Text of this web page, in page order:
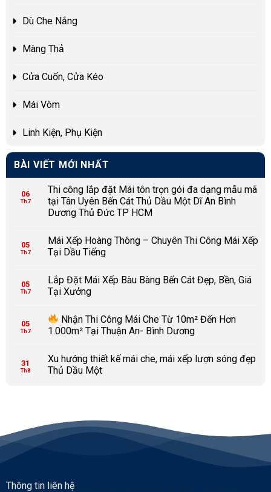
Dù Che Nắng
Màng Thả
Cửa Cuốn, Cửa Kéo
Mái Vòm
Linh Kiện, Phụ Kiện
BÀI VIẾT MỚI NHẤT
06
Th7
Thi công lắp đặt Mái tôn trọn gói đa dạng mẫu mã
tại Tân Uyên Bến Cát Thủ Dầu Một Dĩ An Bình
Dương Thủ Đức TP HCM
05
Th7
Mái Xếp Hoàng Thông – Chuyên Thi Công Mái Xếp
Tại Dầu Tiếng
05
Th7
Lắp Đặt Mái Xếp Bàu Bàng Bến Cát Đẹp, Bền, Giá
Tại Xưởng
05
Th7
Nhận Thi Công Mái Che Từ 10m² Đến Hơn
1.000m² Tại Thuận An- Bình Dương
31
Th8
Xu hướng thiết kế mái che, mái xếp lượn sóng đẹp
Thủ Dầu Một
Thông tin liên hệ